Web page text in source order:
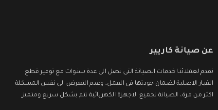
عن صيانة كاريير
نقدم لعملائنا خدمات الصيانة التى تصل الى عدة سنوات مع توفير قطع
الغيار الاصلية لضمان جودتها فى العمل، وعدم التعرض الى نفس المشكلة
اكثر من مرة، الصيانة لجميع الاجهزة الكهربائية تتم بشكل سريع ومتميز.